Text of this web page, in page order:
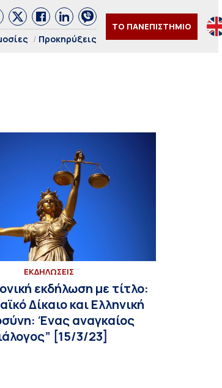
Προκηρύξεις
ΤΟ ΠΑΝΕΠΙΣΤΗΜΙΟ
ΕΚΔΗΛΩΣΕΙΣ
εκδήλωση με τίτλο:
Δίκαιο και Ελληνική
Ένας αναγκαίος
[15/3/23]